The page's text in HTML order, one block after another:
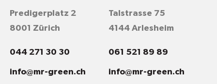
Predigerplatz 2
8001 Zürich
044 271 30 30
info@mr-green.ch
Talstrasse 75
4144 Arlesheim
061 521 89 89
info@mr-green.ch